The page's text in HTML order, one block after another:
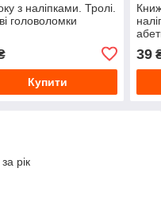
з наліпками. Тролі.
головоломки
Купити
39
рік